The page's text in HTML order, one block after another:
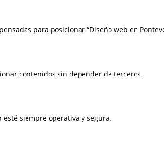
para posicionar “Diseño web en
contenidos sin depender de terceros.
siempre operativa y segura.